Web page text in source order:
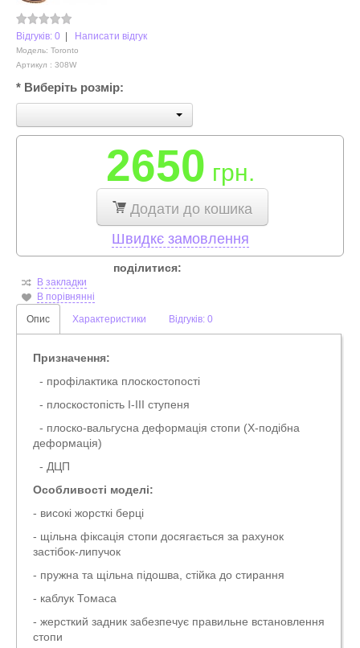
Відгуків: 0 Написати відгук
Модель: Toronto
Артикул : 308W
* Виберіть розмір:
2650 грн.
Додати до кошика
Швидкє замовлення
В закладки
В порівнянні
поділитися:
Опис Характеристики Відгуків: 0
Призначення:
- профілактика плоскостопості
- плоскостопість I-III ступеня
- плоско-вальгусна деформація стопи (Х-подібна
деформація)
- ДЦП
Особливості моделі:
- високі жорсткі берці
- щільна фіксація стопи досягається за рахунок
застібок-липучок
- пружна та щільна підошва, стійка до стирання
- каблук Томаса
- жерсткий задник забезпечує правильне встановлення
стопи